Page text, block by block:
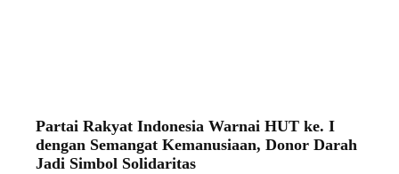
Partai Rakyat Indonesia Warnai HUT ke. I
dengan Semangat Kemanusiaan, Donor Darah
Jadi Simbol Solidaritas